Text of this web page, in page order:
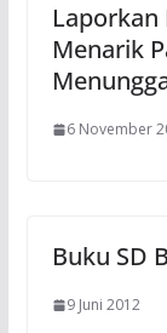
Laporkan
Menarik
6 November
Buku SD
9 Juni 2012